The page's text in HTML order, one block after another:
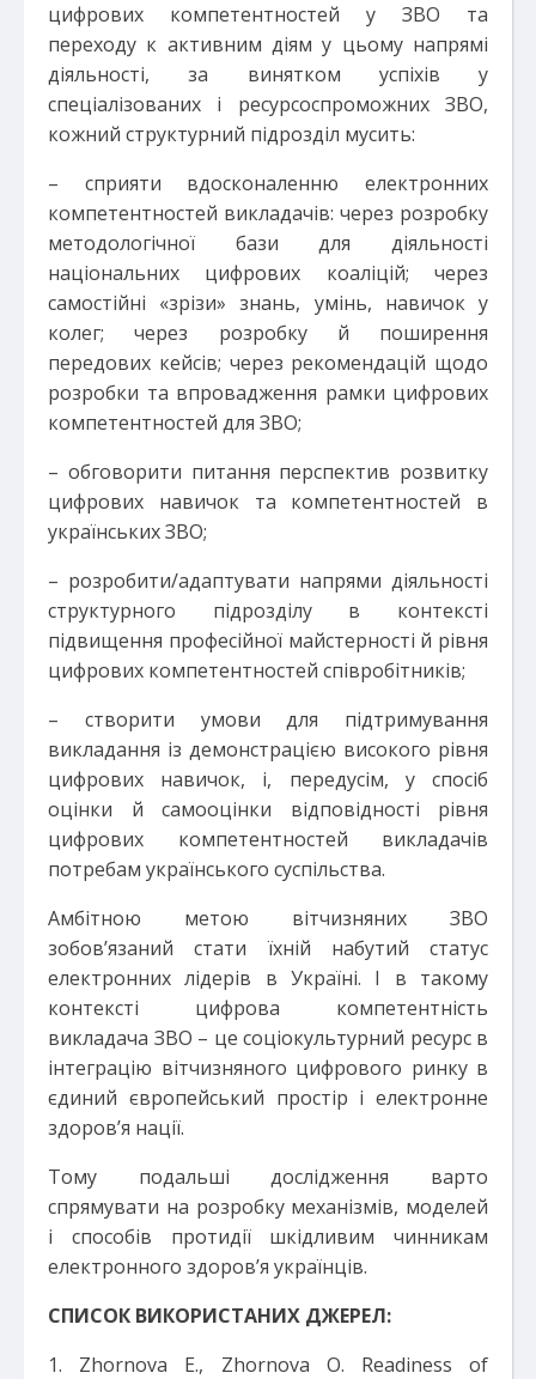
цифрових компетентностей у ЗВО та
переходу к активним діям у цьому напрямі
діяльності, за винятком успіхів у
спеціалізованих і ресурсоспроможних ЗВО,
кожний структурний підрозділ мусить:
– сприяти вдосконаленню електронних
компетентностей викладачів: через розробку
методологічної бази для діяльності
національних цифрових коаліцій; через
самостійні «зрізи» знань, умінь, навичок у
колег; через розробку й поширення
передових кейсів; через рекомендацій щодо
розробки та впровадження рамки цифрових
компетентностей для ЗВО;
– обговорити питання перспектив розвитку
цифрових навичок та компетентностей в
українських ЗВО;
– розробити/адаптувати напрями діяльності
структурного підрозділу в контексті
підвищення професійної майстерності й рівня
цифрових компетентностей співробітників;
– створити умови для підтримування
викладання із демонстрацією високого рівня
цифрових навичок, і, передусім, у спосіб
оцінки й самооцінки відповідності рівня
цифрових компетентностей викладачів
потребам українського суспільства.
Амбітною метою вітчизняних ЗВО
зобов’язаний стати їхній набутий статус
електронних лідерів в Україні. І в такому
контексті цифрова компетентність
викладача ЗВО – це соціокультурний ресурс в
інтеграцію вітчизняного цифрового ринку в
єдиний європейський простір і електронне
здоров’я нації.
Тому подальші дослідження варто
спрямувати на розробку механізмів, моделей
і способів протидії шкідливим чинникам
електронного здоров’я українців.
СПИСОК ВИКОРИСТАНИХ ДЖЕРЕЛ:
1. Zhornova E., Zhornova O. Readiness of